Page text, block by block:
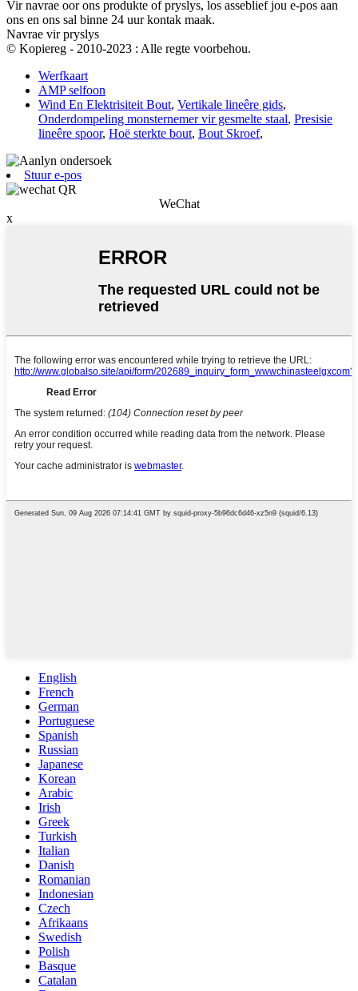
Vir navrae oor ons produkte of pryslys, los asseblief jou e-pos aan
ons en ons sal binne 24 uur kontak maak.
Navrae vir pryslys
© Kopiereg - 2010-2023 : Alle regte voorbehou.
Werfkaart
AMP selfoon
Wind En Elektrisiteit Bout, Vertikale lineêre gids,
Onderdompeling monsternemer vir gesmelte staal, Presisie
lineêre spoor, Hoë sterkte bout, Bout Skroef,
Stuur e-pos
WeChat
x
English
French
German
Portuguese
Spanish
Russian
Japanese
Korean
Arabic
Irish
Greek
Turkish
Italian
Danish
Romanian
Indonesian
Czech
Afrikaans
Swedish
Polish
Basque
Catalan